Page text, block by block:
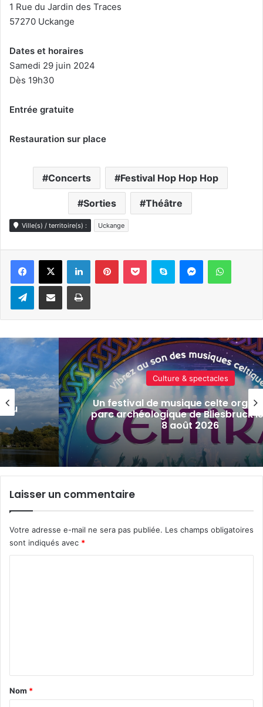
1 Rue du Jardin des Traces
57270 Uckange
Dates et horaires
Samedi 29 juin 2024
Dès 19h30
Entrée gratuite
Restauration sur place
Concerts Festival Hop Hop Hop
Sorties Théâtre
Ville(s) / territoire(s) : Uckange
LinkedinPinterestPocket Skype Messenger
TelegramPartager par e-mail Imprimer
au
7 et
Actualité locale & société
Tout-Metz, armée, sports de
actus de la semaine à Metz (31
2026)
Laisser un commentaire
Votre adresse e-mail ne sera pas publiée. Les champs obligatoires
sont indiqués avec *
a
Nom *